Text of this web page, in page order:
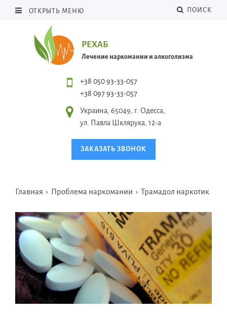
ОТКРЫТЬ МЕНЮ ПОИСК
РЕХАБ
Лечение наркомании и алкоголизма
+38 050 93-33-057
+38 097 93-33-057
Украина, 65049, г. Одесса,
ул. Павла Шклярука, 12-а
ЗАКАЗАТЬ ЗВОНОК
Главная › Проблема наркомании › Трамадол наркотик